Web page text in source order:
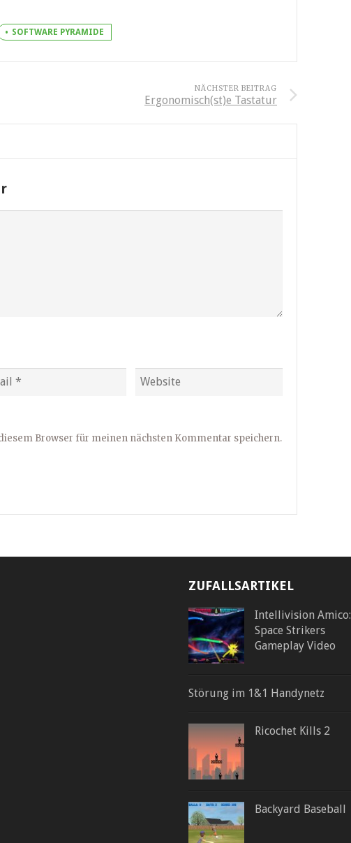
SOFTWARE PYRAMIDE
NÄCHSTER BEITRAG
Ergonomisch(st)e Tastatur
Browser für meinen nächsten Kommentar speichern.
ZUFALLSARTIKEL
Intellivision Amico:
Space Strikers
Gameplay Video
Störung im 1&1 Handynetz
Ricochet Kills 2
Backyard Baseball